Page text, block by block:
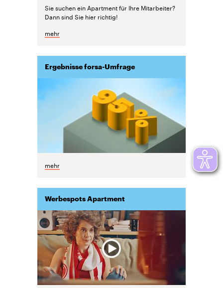
Sie suchen ein Apartment für Ihre Mitarbeiter?
Dann sind Sie hier richtig!
mehr
Ergebnisse forsa-Umfrage
mehr
Werbespots Apartment